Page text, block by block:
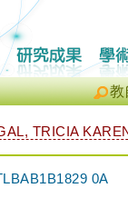
教
TRICIA
0A